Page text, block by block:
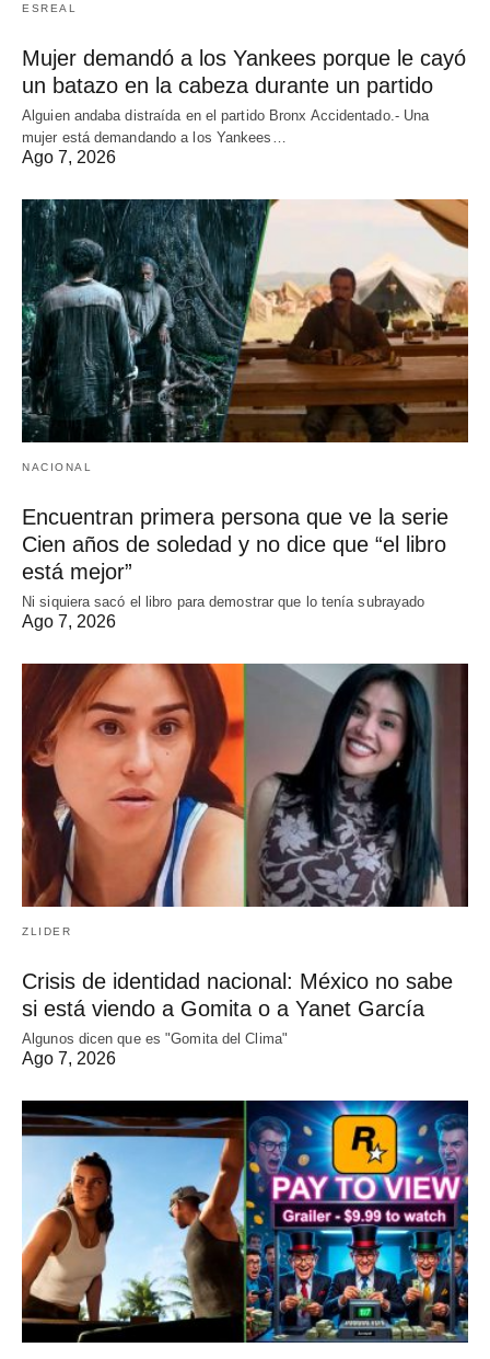
ESREAL
Mujer demandó a los Yankees porque le cayó
un batazo en la cabeza durante un partido
Alguien andaba distraída en el partido Bronx Accidentado.- Una
mujer está demandando a los Yankees…
Ago 7, 2026
NACIONAL
Encuentran primera persona que ve la serie
Cien años de soledad y no dice que “el libro
está mejor”
Ni siquiera sacó el libro para demostrar que lo tenía subrayado
Ago 7, 2026
ZLIDER
Crisis de identidad nacional: México no sabe
si está viendo a Gomita o a Yanet García
Algunos dicen que es "Gomita del Clima"
Ago 7, 2026